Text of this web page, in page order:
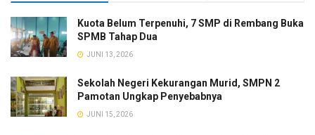
Kuota Belum Terpenuhi, 7 SMP di Rembang Buka
SPMB Tahap Dua
JUNI 13, 2026
Sekolah Negeri Kekurangan Murid, SMPN 2
Pamotan Ungkap Penyebabnya
JUNI 15, 2026